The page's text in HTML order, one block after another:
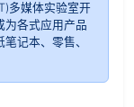
多媒体实验室开
为各式应用产品
记本、零售、